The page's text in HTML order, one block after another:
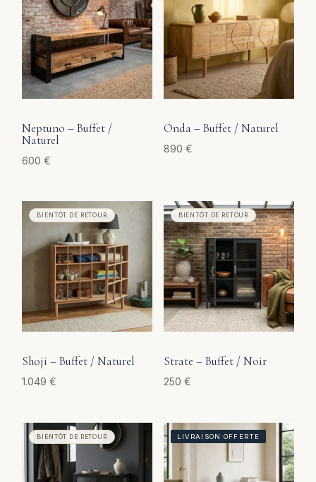
Neptuno – Buffet /
Naturel
600€
Onda – Buffet / Naturel
890 €
Shoji – Buffet / Naturel
1.049€
Strate – Buffet / Noir
250 €
LIVRAISON OFFERTE